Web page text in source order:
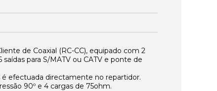
de Coaxial (RC-CC), equipado com 2
saídas para S/MATV ou CATV e ponte de
é efectuada directamente no repartidor.
90º e 4 cargas de 75ohm.